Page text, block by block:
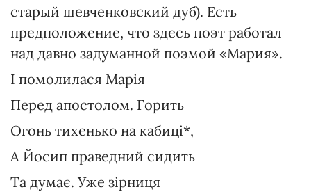
старый шевченковский дуб). Есть
предположение, что здесь поэт работал
над давно задуманной поэмой «Мария».
І помолилася Марія
Перед апостолом. Горить
Огонь тихенько на кабиці*,
А Йосип праведний сидить
Та думає. Уже зірниця